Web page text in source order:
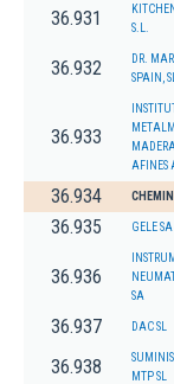
36.931
S.L.
36.932
DR.
SPAIN, SL.
36.933
AFINES
36.934
36.935 GELE SA
36.936
SA
36.937 DAC SL
36.938
MTP SL